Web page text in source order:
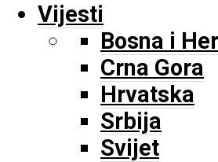
Vijesti
Bosna i
Crna Gora
Hrvatska
Srbija
Svijet